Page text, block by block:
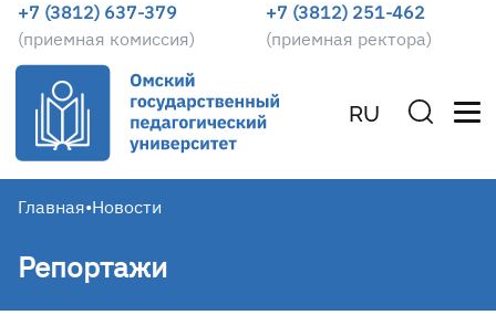
+7 (3812) 637-379
(приемная комиссия)
+7 (3812) 251-462
(приемная ректора)
RU
Главная•Новости
Репортажи